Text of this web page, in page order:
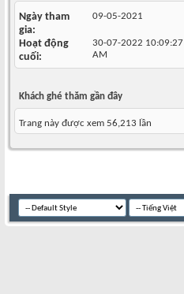
Ngày tham
gia
09-05-2021
Hoạt động
cuối
30-07-2022 10:09:27
AM
Khách ghé thăm gần đây
Trang này được xem 56,213 lần